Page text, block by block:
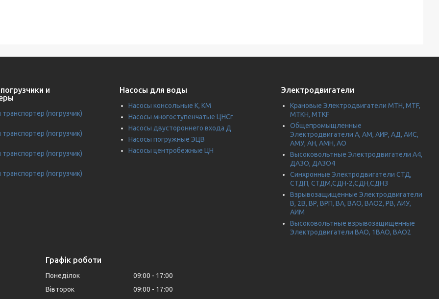
и
(погрузчик)
(погрузчик)
(погрузчик)
(погрузчик)
Насосы для воды
Насосы консольные К, КМ
Насосы многоступенчатые ЦНСг
Насосы двустороннего входа Д
Насосы погружные ЭЦВ
Насосы центробежные ЦН
Электродвигатели
Крановые Электродвигатели МТН, MTF,
МТКН, MTKF
Общепромыщленные
Электродвигатели А, АМ, АИР, АД, АИС,
АМУ, АН, АМН, АО
Высоковольтные Электродвигатели А4,
ДАЗО, ДАЗО4
Синхронные Электродвигатели СТД,
СТДП, СТДМ,СДН-2,СДН,СДНЗ
Взрывозащищенные Электродвигатели
В, 2В, ВР, ВРП, ВА, ВАО, ВАО2, РВ, АИУ,
АИМ
Высоковольтные взрывозащищенные
Электродвигатели ВАО, 1ВАО, ВАО2
Графік роботи
Понеділок 09:00
17:00
Вівторок
09:00
17:00